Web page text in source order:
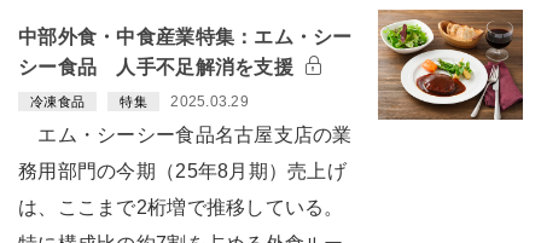
中部外食・中食産業特集：エム・シー
シー食品 人手不足解消を支援
冷凍食品 特集 2025.03.29
エム・シーシー食品名古屋支店の業
務用部門の今期（25年8月期）売上げ
は、ここまで2桁増で推移している。